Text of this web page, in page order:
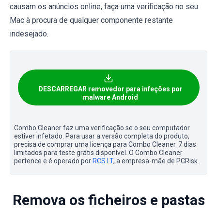
causam os anúncios online, faça uma verificação no seu
Mac à procura de qualquer componente restante
indesejado.
DESCARREGAR removedor para infeções por
malware Android
Combo Cleaner faz uma verificação se o seu computador
estiver infetado. Para usar a versão completa do produto,
precisa de comprar uma licença para Combo Cleaner. 7 dias
limitados para teste grátis disponível. O Combo Cleaner
pertence e é operado por RCS LT, a empresa-mãe de PCRisk.
Remova os ficheiros e pastas